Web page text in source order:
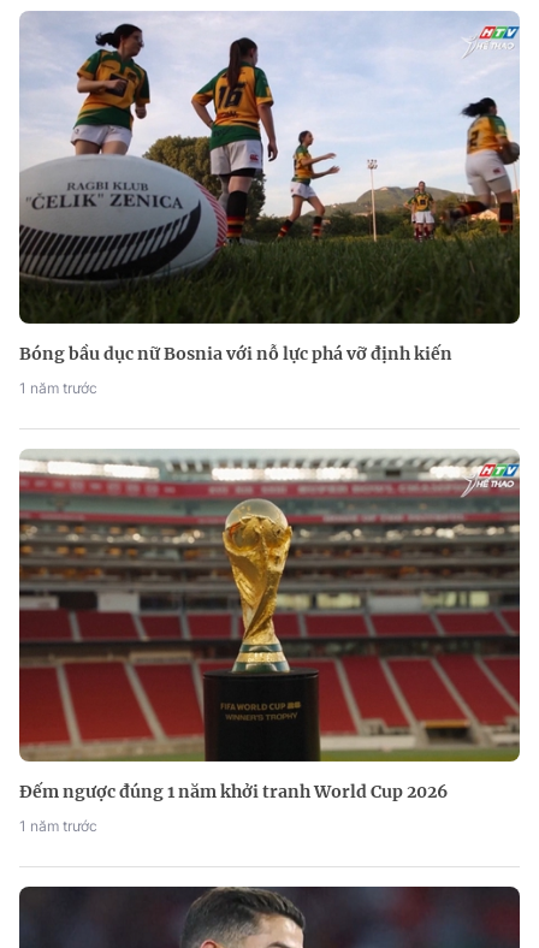
Bóng bầu dục nữ Bosnia với nỗ lực phá vỡ định kiến
1 năm trước
Đếm ngược đúng 1 năm khởi tranh World Cup 2026
1 năm trước